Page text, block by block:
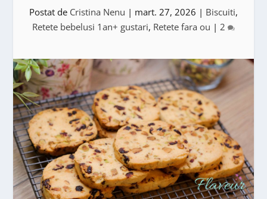
Postat de Cristina Nenu | mart. 27, 2026 | Biscuiti,
Retete bebelusi 1an+ gustari, Retete fara ou | 2